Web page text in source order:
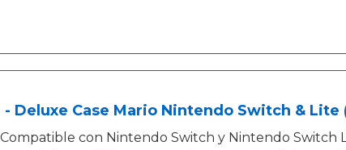
- Deluxe Case Mario Nintendo Switch &
Compatible con Nintendo Switch y Nintendo Switch